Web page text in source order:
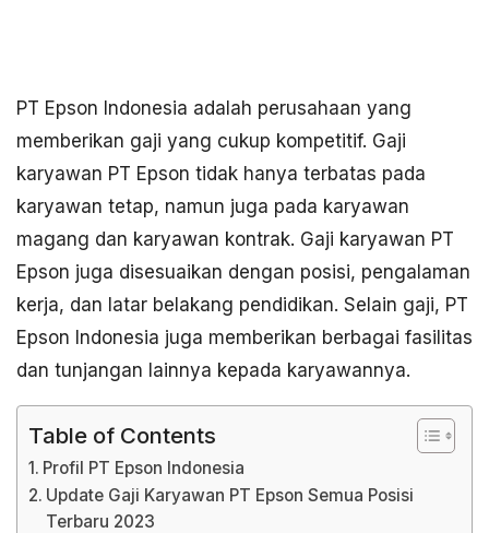
PT Epson Indonesia adalah perusahaan yang
memberikan gaji yang cukup kompetitif. Gaji
karyawan PT Epson tidak hanya terbatas pada
karyawan tetap, namun juga pada karyawan
magang dan karyawan kontrak. Gaji karyawan PT
Epson juga disesuaikan dengan posisi, pengalaman
kerja, dan latar belakang pendidikan. Selain gaji, PT
Epson Indonesia juga memberikan berbagai fasilitas
dan tunjangan lainnya kepada karyawannya.
Table of Contents
Profil PT Epson Indonesia
Update Gaji Karyawan PT Epson Semua Posisi
Terbaru 2023